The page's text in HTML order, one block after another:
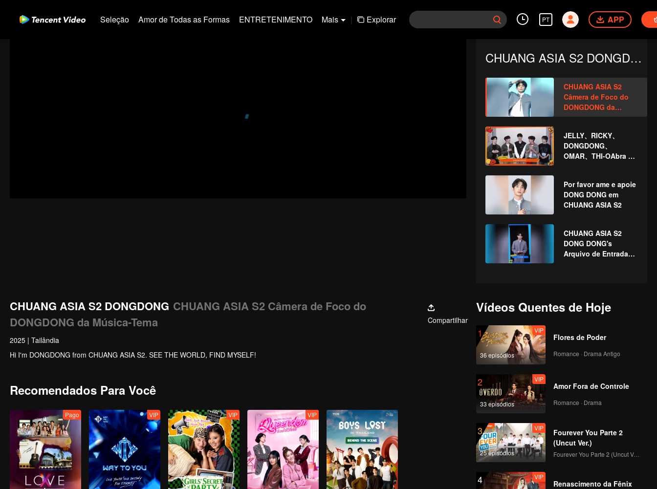
Seleção Amor de Todas as Formas ENTRETENIMENTO Mais | Explorar PT APP
CHUANG ASIA S2 DONGDONG
CHUANG ASIA S2
Câmera de Foco do
DONGDONG da
Música-Tema
JELLY、RICKY、
DONGDONG、
OMAR、THI-OAbra o
Vamos testemunhar a
sorte juntos!
Por favor ame e apoie
DONG DONG em
CHUANG ASIA S2
CHUANG ASIA S2
DONG DONG's
Arquivo de Entrada
CHUANG ASIA S2 DONGDONG CHUANG ASIA S2 Câmera de Foco do
DONGDONG da Música-Tema
Compartilhar
2025 | Tailândia
Hi I'm DONGDONG from CHUANG ASIA S2. SEE THE WORLD, FIND MYSELF!
Recomendados Para Você
Pago VIP VIP VIP
Vídeos Quentes de Hoje
1
36 episódios
VIP
Flores de Poder
Romance · Drama Antigo
2
33 episódios
VIP
Amor Fora de Controle
Romance · Drama
3
25 episódios
VIP
Fourever You Parte 2
(Uncut Ver.)
Fourever You Parte 2 (Uncut Ver.)
4 VIP
Renascimento da Fênix